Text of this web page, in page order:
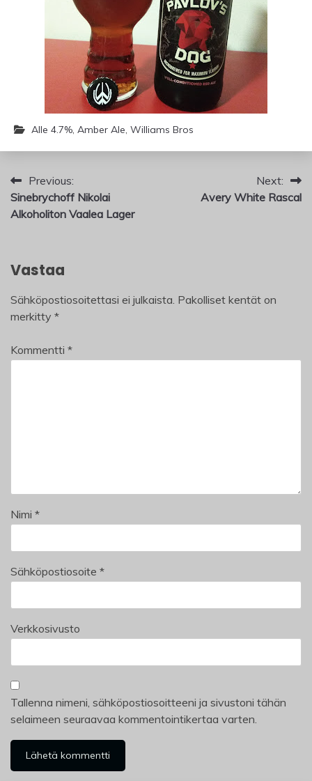
Alle 4.7%, Amber Ale, Williams Bros
Artikkelien
selaus
Previous:
Sinebrychoff Nikolai
Alkoholiton Vaalea Lager
Next:
Avery White Rascal
Vastaa
Sähköpostiosoitettasi ei julkaista. Pakolliset kentät on
merkitty *
Kommentti *
Nimi *
Sähköpostiosoite *
Verkkosivusto
Tallenna nimeni, sähköpostiosoitteeni ja sivustoni tähän
selaimeen seuraavaa kommentointikertaa varten.